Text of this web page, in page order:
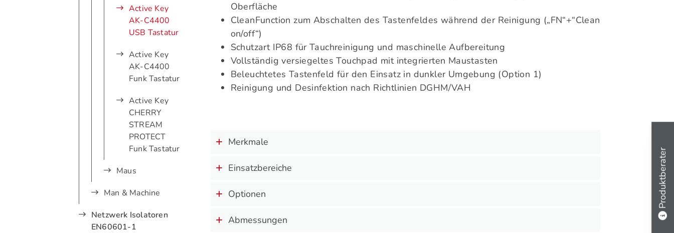
Oberfläche
CleanFunction zum Abschalten des Tastenfeldes während der Reinigung („FN“+“Clean
on/off“)
Schutzart IP68 für Tauchreinigung und maschinelle Aufbereitung
Vollständig versiegeltes Touchpad mit integrierten Maustasten
Beleuchtetes Tastenfeld für den Einsatz in dunkler Umgebung (Option 1)
Reinigung und Desinfektion nach Richtlinien DGHM/VAH
Merkmale
Einsatzbereiche
Optionen
Abmessungen
Active Key
AK-C4400
USB Tastatur
Active Key
AK-C4400
Funk Tastatur
Active Key
CHERRY
STREAM
PROTECT
Funk Tastatur
Maus
Man & Machine
Netzwerk Isolatoren
EN60601-1
Produktberater